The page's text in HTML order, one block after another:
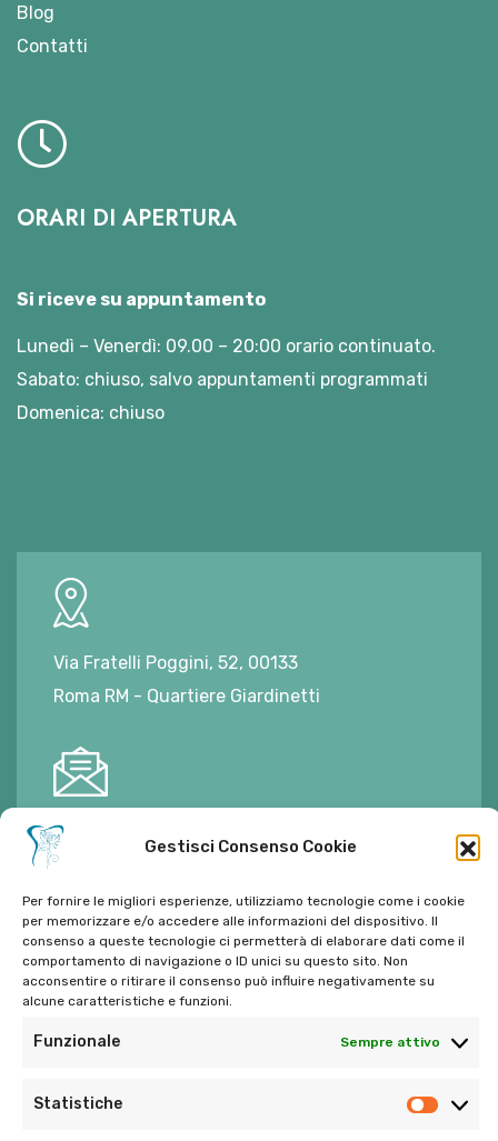
Gestisci Consenso Cookie
Per fornire le migliori esperienze, utilizziamo tecnologie come i cookie
per memorizzare e/o accedere alle informazioni del dispositivo. Il
consenso a queste tecnologie ci permetterà di elaborare dati come il
comportamento di navigazione o ID unici su questo sito. Non
acconsentire o ritirare il consenso può influire negativamente su
alcune caratteristiche e funzioni.
Funzionale Sempre attivo
Statistiche
Blog
Contatti
ORARI DI APERTURA
Si riceve su appuntamento
Lunedì – Venerdì: 09.00 – 20:00 orario continuato.
Sabato: chiuso, salvo appuntamenti programmati
Domenica: chiuso
Via Fratelli Poggini, 52, 00133
Roma RM - Quartiere Giardinetti
E-mail:
Tel:06 272342
Tel:393 9810086